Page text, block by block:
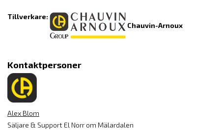
Tillverkare:
Chauvin-Arnoux
Kontaktpersoner
Alex Blom
Säljare & Support El Norr om Mälardalen